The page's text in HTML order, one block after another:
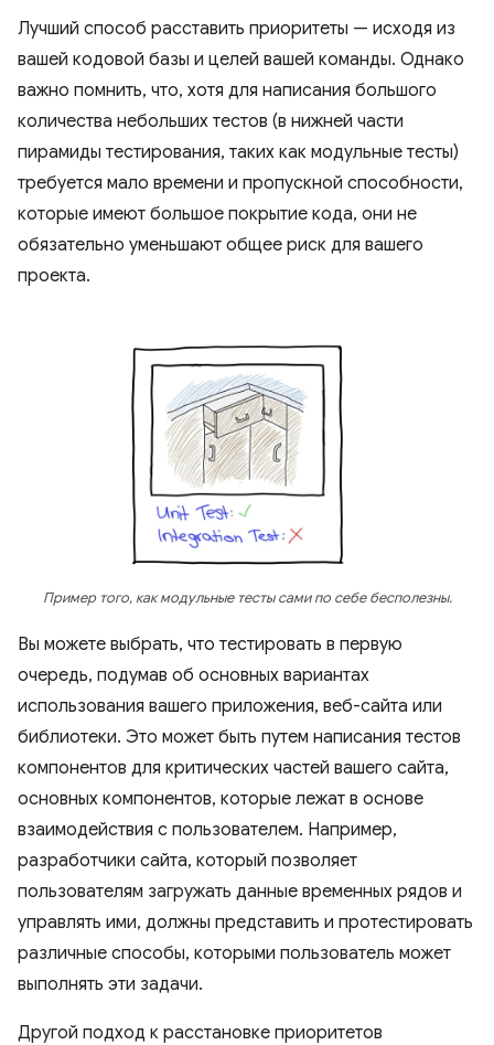
Лучший способ расставить приоритеты — исходя из
вашей кодовой базы и целей вашей команды. Однако
важно помнить, что, хотя для написания большого
количества небольших тестов (в нижней части
пирамиды тестирования, таких как модульные тесты)
требуется мало времени и пропускной способности,
которые имеют большое покрытие кода, они не
обязательно уменьшают общее риск для вашего
проекта.
Пример того, как модульные тесты сами по себе бесполезны.
Вы можете выбрать, что тестировать в первую
очередь, подумав об основных вариантах
использования вашего приложения, веб-сайта или
библиотеки. Это может быть путем написания тестов
компонентов для критических частей вашего сайта,
основных компонентов, которые лежат в основе
взаимодействия с пользователем. Например,
разработчики сайта, который позволяет
пользователям загружать данные временных рядов и
управлять ими, должны представить и протестировать
различные способы, которыми пользователь может
выполнять эти задачи.
Другой подход к расстановке приоритетов